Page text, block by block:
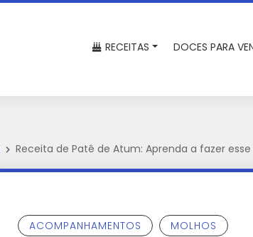
RECEITAS DOCES PARA
Receita de Patê de Atum: Aprenda a fazer
ACOMPANHAMENTOS MOLHOS